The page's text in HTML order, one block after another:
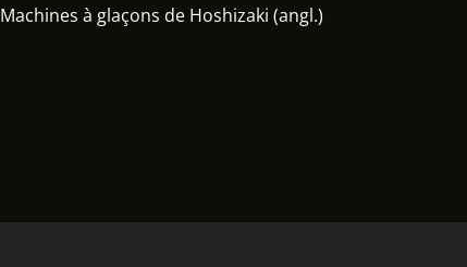
Machines à glaçons de Hoshizaki (angl.)